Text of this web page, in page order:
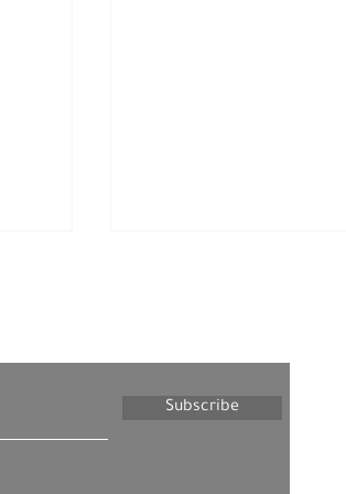
Subscribe